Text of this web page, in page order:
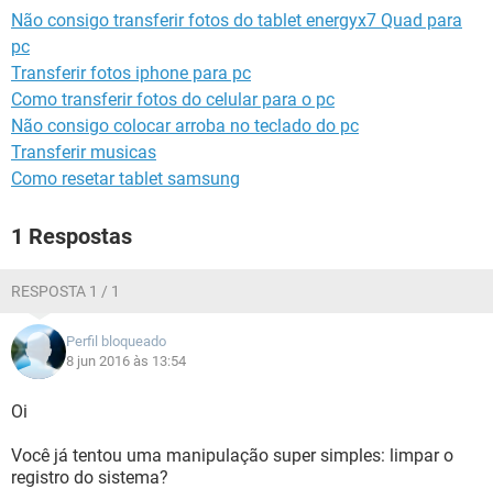
Não consigo transferir fotos do tablet energyx7 Quad para
pc
Transferir fotos iphone para pc
Como transferir fotos do celular para o pc
Não consigo colocar arroba no teclado do pc
Transferir musicas
Como resetar tablet samsung
1 Respostas
RESPOSTA 1 / 1
Perfil bloqueado
8 jun 2016 às 13:54
Oi
Você já tentou uma manipulação super simples: limpar o
registro do sistema?